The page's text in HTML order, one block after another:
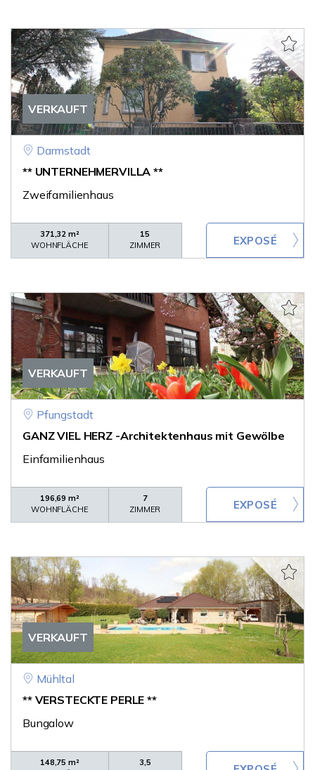
VERKAUFT
Darmstadt
** UNTERNEHMERVILLA **
Zweifamilienhaus
371,32 m²
WOHNFLÄCHE
15
ZIMMER
VERKAUFT
Pfungstadt
GANZ VIEL HERZ -Architektenhaus mit Gewölbe
Einfamilienhaus
196,69 m²
WOHNFLÄCHE
7
ZIMMER
VERKAUFT
Mühltal
** VERSTECKTE PERLE **
Bungalow
148,75 m²
3,5